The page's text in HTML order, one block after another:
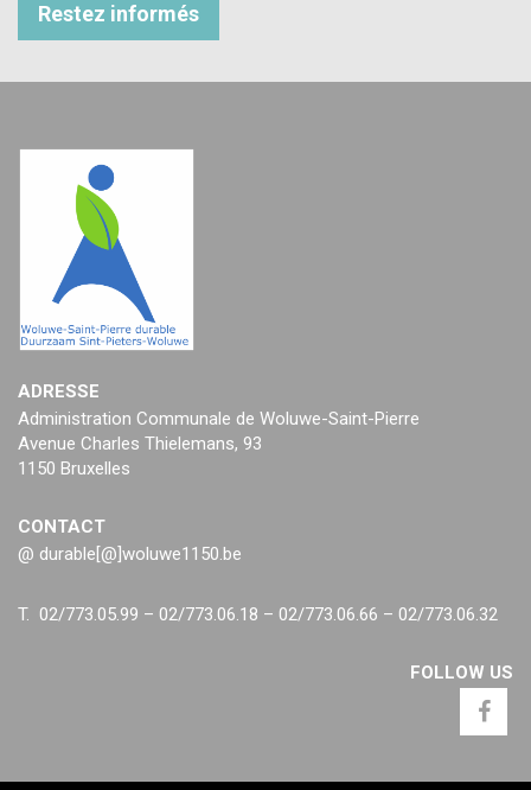
Restez informés
ADRESSE
Administration Communale de Woluwe-Saint-Pierre
Avenue Charles Thielemans, 93
1150 Bruxelles
CONTACT
@ durable[@]woluwe1150.be
T. 02/773.05.99 – 02/773.06.18 – 02/773.06.66 – 02/773.06.32
FOLLOW US